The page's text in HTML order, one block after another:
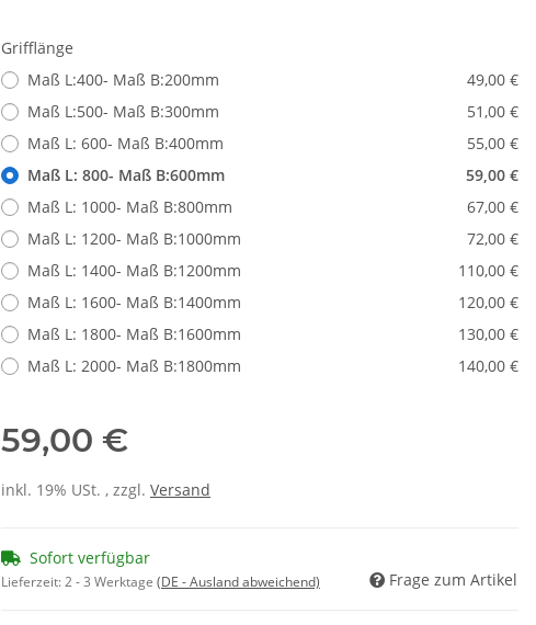
Grifflänge
Maß L:400- Maß B:200mm
49,00 €
Maß L:500- Maß B:300mm
51,00 €
Maß L: 600- Maß B:400mm
55,00 €
Maß L: 800- Maß B:600mm
59,00 €
Maß L: 1000- Maß B:800mm
67,00 €
Maß L: 1200- Maß B:1000mm
72,00 €
Maß L: 1400- Maß B:1200mm
110,00 €
Maß L: 1600- Maß B:1400mm
120,00 €
Maß L: 1800- Maß B:1600mm
130,00 €
Maß L: 2000- Maß B:1800mm
140,00 €
59,00 €
inkl. 19% USt. , zzgl. Versand
Sofort verfügbar
Lieferzeit:2 - 3 Werktage (DE - Ausland abweichend) Frage zum Artikel